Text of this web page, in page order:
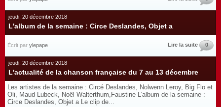
jeudi, 20 décembre 2018
L'album de la semaine : Circe Deslandes, Objet a
Écrit par ylepape Lire la suite 0
jeudi, 20 décembre 2018
L'actualité de la chanson française du 7 au 13 décembre
Les artistes de la semaine : Circé Deslandes, Nolwenn Leroy, Big Flo et
Oli, Maud Lubeck, Noël Walterthum,Faustine L'album de la semaine :
Circe Deslandes, Objet a Le clip de...